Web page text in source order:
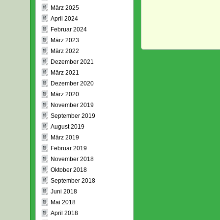
März 2025
April 2024
Februar 2024
März 2023
März 2022
Dezember 2021
März 2021
Dezember 2020
März 2020
November 2019
September 2019
August 2019
März 2019
Februar 2019
November 2018
Oktober 2018
September 2018
Juni 2018
Mai 2018
April 2018